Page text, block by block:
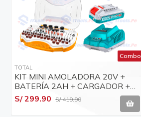
Combo
TOTAL
KIT MINI AMOLADORA 20V +
BATERÍA 2AH + CARGADOR +
SET ACCESORIOS 250 PCS
S/ 299.90 S/ 419.90